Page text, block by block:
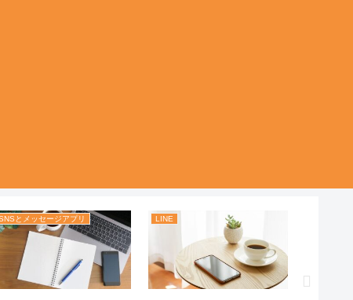
とメッセージアプリ LINE